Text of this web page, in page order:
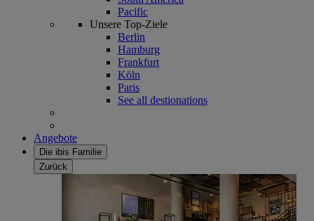
Pacific
Unsere Top-Ziele
Berlin
Hamburg
Frankfurt
Köln
Paris
See all destionations
Angebote
Die ibis Familie
Zurück